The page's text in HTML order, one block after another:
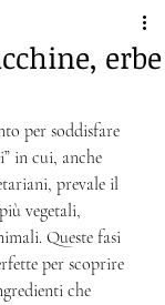
erbe
per soddisfare
in cui, anche
prevale il
vegetali,
Queste fasi
per scoprire
che